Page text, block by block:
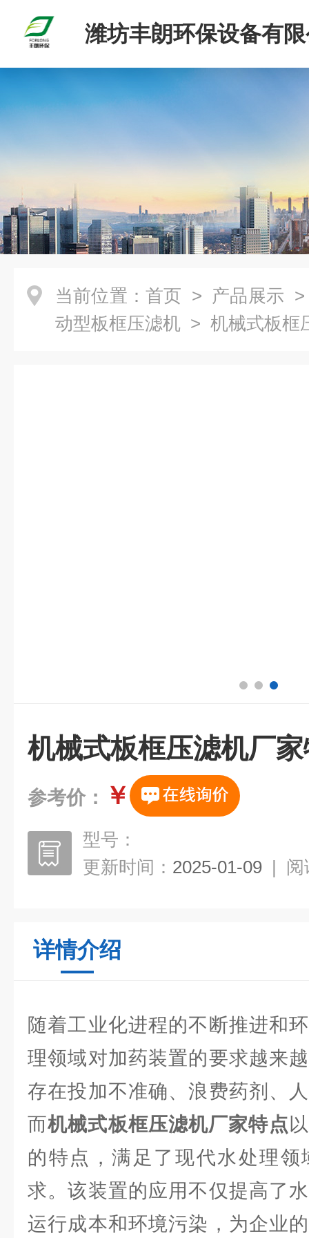
潍坊丰朗环保设备有
当前位置： 首页 > 产品展示
动型板框压滤机 > 机械式板框
机械式板框压滤机厂
参考价： ￥
型号：
更新时间： 2025-01-09 | 阅
详情介绍
随着工业化进程的不断推进和
理领域对加药装置的要求越来
存在投加不准确、浪费药剂、
而‍机械式板框压滤机厂家特点
的特点，满足了现代水处理
求。该装置的应用不仅提高了
运行成本和环境污染，为企业